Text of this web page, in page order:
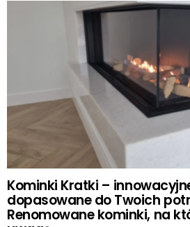
Kominki Kratki –
dopasowane do Twoich
Renomowane kominki, na